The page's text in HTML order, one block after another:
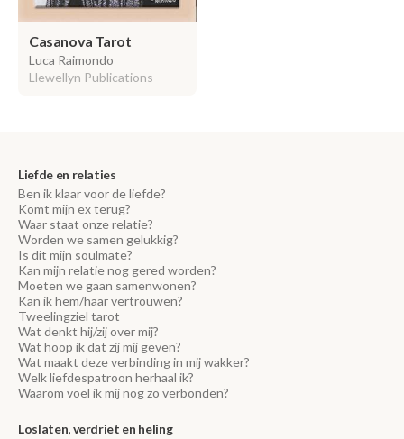
Casanova Tarot
Luca Raimondo
Llewellyn Publications
Liefde en relaties
Ben ik klaar voor de liefde?
Komt mijn ex terug?
Waar staat onze relatie?
Worden we samen gelukkig?
Is dit mijn soulmate?
Kan mijn relatie nog gered worden?
Moeten we gaan samenwonen?
Kan ik hem/haar vertrouwen?
Tweelingziel tarot
Wat denkt hij/zij over mij?
Wat hoop ik dat zij mij geven?
Wat maakt deze verbinding in mij wakker?
Welk liefdespatroon herhaal ik?
Waarom voel ik mij nog zo verbonden?
Loslaten, verdriet en heling